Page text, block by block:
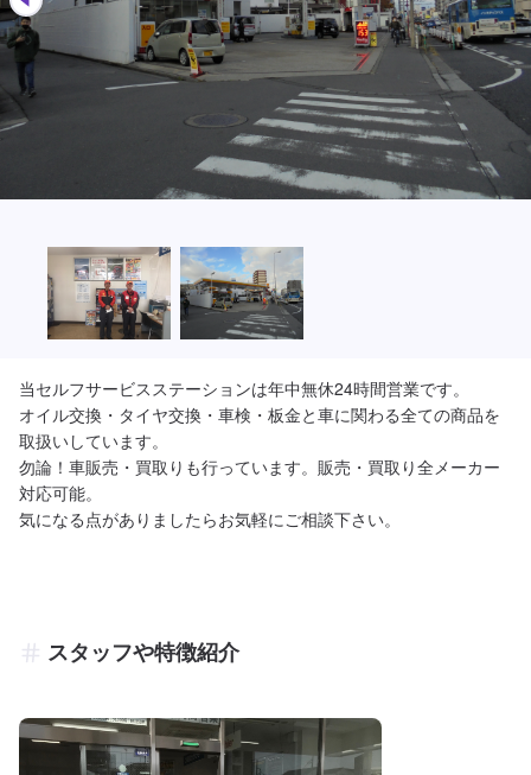
当セルフサービスステーションは年中無休24時間営業です。
オイル交換・タイヤ交換・車検・板金と車に関わる全ての商品を
取扱いしています。
勿論！車販売・買取りも行っています。販売・買取り全メーカー
対応可能。
気になる点がありましたらお気軽にご相談下さい。
スタッフや特徴紹介